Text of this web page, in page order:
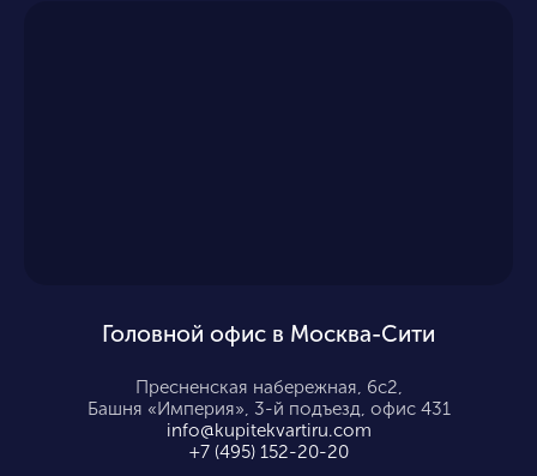
Головной офис в Москва-Сити
Пресненская набережная, 6с2,
Башня «Империя», 3-й подъезд, офис 431
info@kupitekvartiru.com
+7 (495) 152-20-20